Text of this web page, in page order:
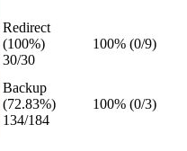
Redirect
(100%)
30/30
100% (0/9)
Backup
(72.83%)
134/184
100% (0/3)